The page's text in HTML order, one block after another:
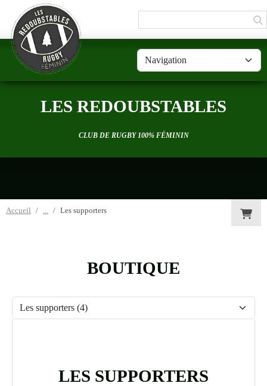
LES REDOUBSTABLES
CLUB DE RUGBY 100% FÉMININ
Accueil Les supporters
BOUTIQUE
LES SUPPORTERS
Panneau de gestion des cookies